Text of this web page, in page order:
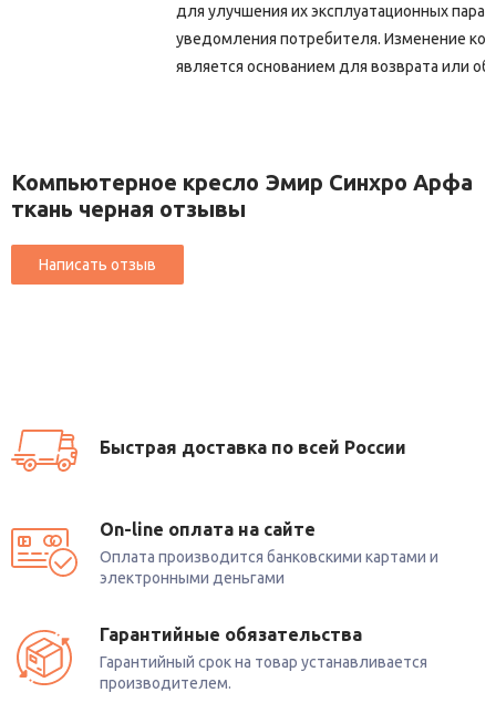
для улучшения их эксплуатационных
уведомления потребителя. Изменение
является основанием для возврата или
Компьютерное кресло Эмир Синхро Арфа
ткань черная отзывы
Быстрая доставка по всей России
On-line оплата на сайте
Оплата производится банковскими картами и
электронными деньгами
Гарантийные обязательства
Гарантийный срок на товар устанавливается
производителем.